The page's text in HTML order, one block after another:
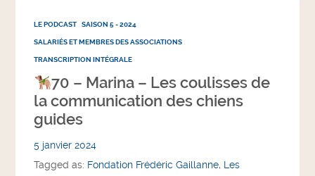
LE PODCAST SAISON 5 - 2024
SALARIÉS ET MEMBRES DES ASSOCIATIONS
TRANSCRIPTION INTÉGRALE
70 – Marina – Les coulisses de
la communication des chiens
guides
5 janvier 2024
Tagged as: Fondation Frédéric Gaillanne, Les